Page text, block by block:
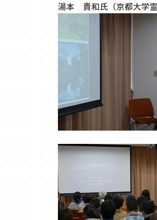
湯本 貴和氏（京都大学